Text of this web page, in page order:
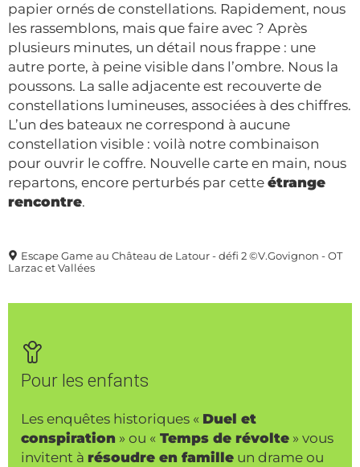
Escape Game au Château de Latour - défi 2 ©V.Govignon - OT
Larzac et Vallées
papier ornés de constellations. Rapidement, nous
les rassemblons, mais que faire avec ? Après
plusieurs minutes, un détail nous frappe : une
autre porte, à peine visible dans l’ombre. Nous la
poussons. La salle adjacente est recouverte de
constellations lumineuses, associées à des chiffres.
L’un des bateaux ne correspond à aucune
constellation visible : voilà notre combinaison
pour ouvrir le coffre. Nouvelle carte en main, nous
repartons, encore perturbés par cette étrange
rencontre.
Pour les enfants
Les enquêtes historiques « Duel et
conspiration » ou « Temps de révolte » vous
invitent à résoudre en famille un drame ou